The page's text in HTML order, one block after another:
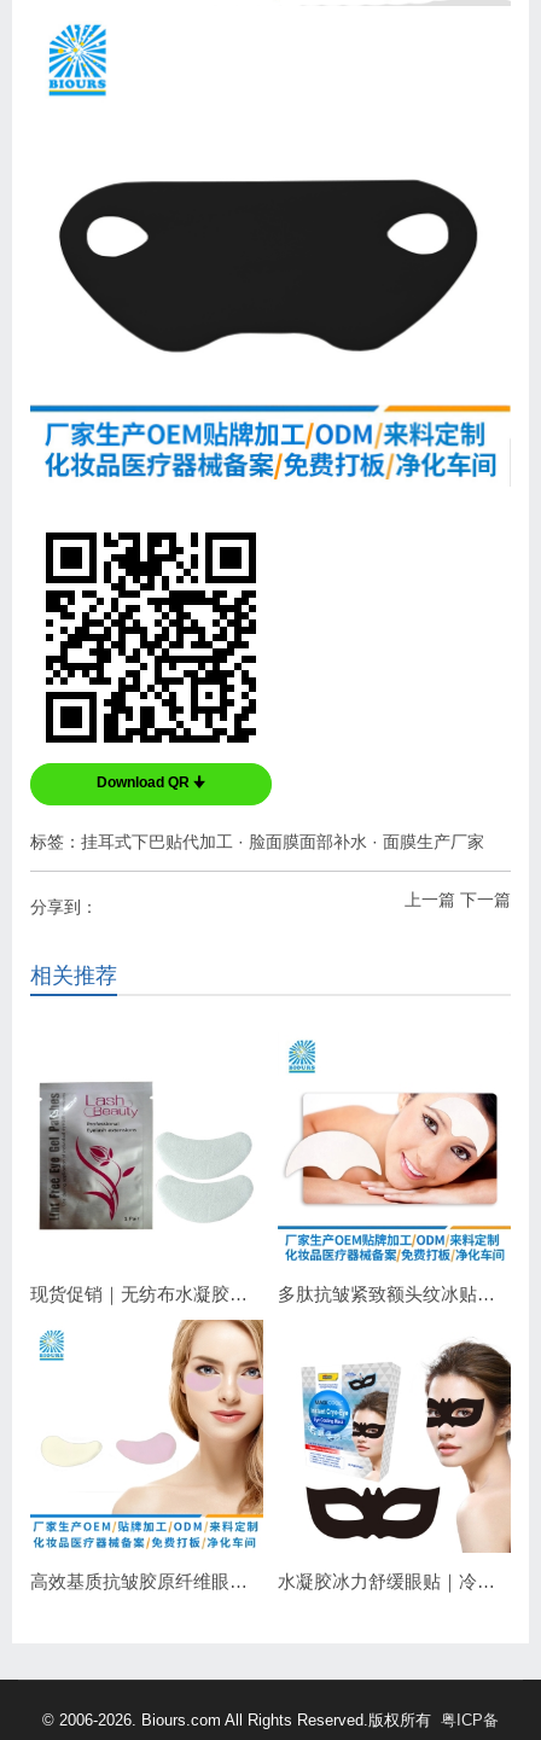
Download QR 🠋
标签： 挂耳式下巴贴代加工 · 脸面膜面部补水 · 面膜生产厂家
上一篇 下一篇
分享到：
相关推荐
现货促销｜无纺布水凝胶睫毛眼贴 嫁接睫毛专用 补水保湿不干扰操作 多肽抗皱紧致额头纹冰贴｜淡化抬头纹紧致显年轻
高效基质抗皱胶原纤维眼膜｜抗皱紧致保湿 水凝胶冰力舒缓眼贴｜冷敷降温，长效保湿，焕亮双眼
© 2006-2026. Biours.com All Rights Reserved.版权所有 粤ICP备